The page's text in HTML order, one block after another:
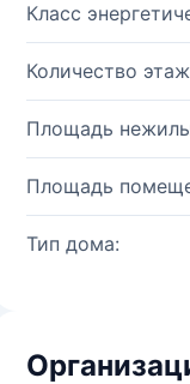
Класс
Количество
Площадь
Площадь
Тип дома: